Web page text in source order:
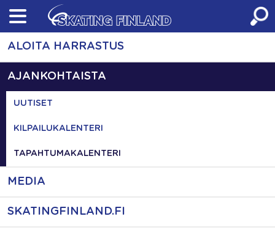
Skip
content
ALOITA HARRASTUS
AJANKOHTAISTA
UUTISET
KILPAILUKALENTERI
TAPAHTUMAKALENTERI
MEDIA
SKATINGFINLAND.FI